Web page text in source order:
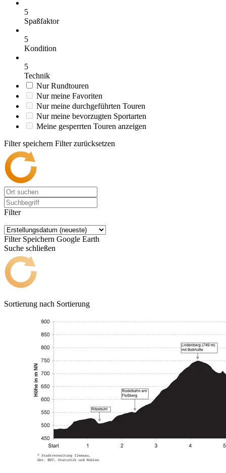
5
Spaßfaktor
5
Kondition
5
Technik
Nur Rundtouren
Nur meine Favoriten
Nur meine durchgeführten Touren
Nur meine bevorzugten Sportarten
Meine gesperrten Touren anzeigen
Filter speichern Filter zurücksetzen
Filter
Filter Speichern Google Earth
Suche schließen
Sortierung nach Sortierung